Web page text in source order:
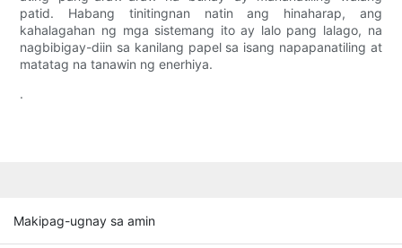
patid. Habang tinitingnan natin ang hinaharap, ang
kahalagahan ng mga sistemang ito ay lalo pang lalago, na
nagbibigay-diin sa kanilang papel sa isang napapanatiling at
matatag na tanawin ng enerhiya.
.
Makipag-ugnay sa amin